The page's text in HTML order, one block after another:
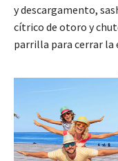
y descargamento,
cítrico de otoro y
parrilla para cerrar la